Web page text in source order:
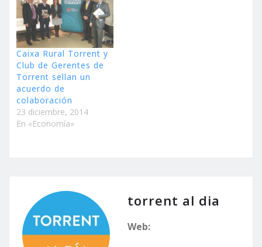
Caixa Rural Torrent y
Club de Gerentes de
Torrent sellan un
acuerdo de
colaboración
23 diciembre, 2014
En «Economía»
torrent al dia
Web: